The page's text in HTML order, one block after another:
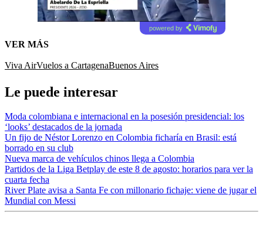
powered by
VER MÁS
Viva AirVuelos a CartagenaBuenos Aires
Le puede interesar
Moda colombiana e internacional en la posesión presidencial: los
‘looks’ destacados de la jornada
Un fijo de Néstor Lorenzo en Colombia ficharía en Brasil: está
borrado en su club
Nueva marca de vehículos chinos llega a Colombia
Partidos de la Liga Betplay de este 8 de agosto: horarios para ver la
cuarta fecha
River Plate avisa a Santa Fe con millonario fichaje: viene de jugar el
Mundial con Messi